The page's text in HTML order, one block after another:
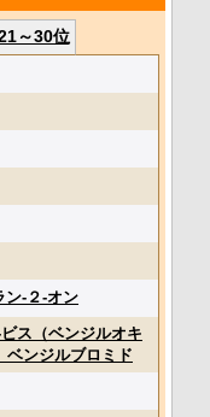
～30位
‐２‐オン
ビス（ベンジルオキ
ベンジルブロミド